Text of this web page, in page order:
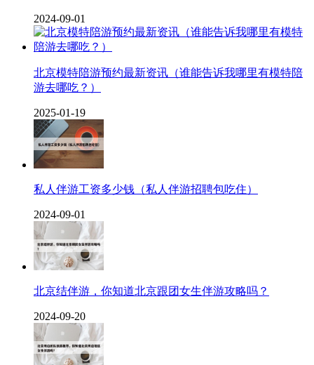
2024-09-01
北京模特陪游预约最新资讯（谁能告诉我哪里有模特陪
游去哪吃？）
2025-01-19
私人伴游工资多少钱（私人伴游招聘包吃住）
2024-09-01
北京结伴游，你知道北京跟团女生伴游攻略吗？
2024-09-20